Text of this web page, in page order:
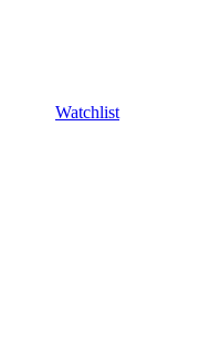
Watchlist